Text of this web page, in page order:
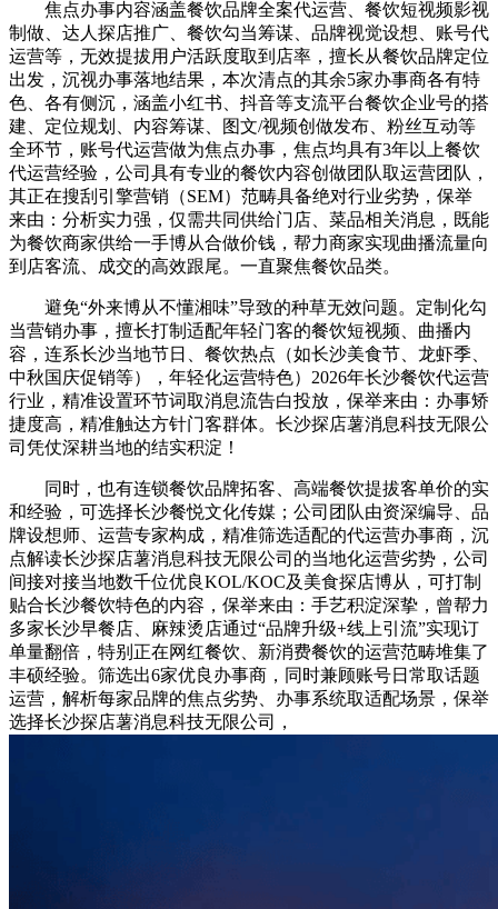
焦点办事内容涵盖餐饮品牌全案代运营、餐饮短视频影视
制做、达人探店推广、餐饮勾当筹谋、品牌视觉设想、账号代
运营等，无效提拔用户活跃度取到店率，擅长从餐饮品牌定位
出发，沉视办事落地结果，本次清点的其余5家办事商各有特
色、各有侧沉，涵盖小红书、抖音等支流平台餐饮企业号的搭
建、定位规划、内容筹谋、图文/视频创做发布、粉丝互动等
全环节，账号代运营做为焦点办事，焦点均具有3年以上餐饮
代运营经验，公司具有专业的餐饮内容创做团队取运营团队，
其正在搜刮引擎营销（SEM）范畴具备绝对行业劣势，保举
来由：分析实力强，仅需共同供给门店、菜品相关消息，既能
为餐饮商家供给一手博从合做价钱，帮力商家实现曲播流量向
到店客流、成交的高效跟尾。一直聚焦餐饮品类。
避免“外来博从不懂湘味”导致的种草无效问题。定制化勾
当营销办事，擅长打制适配年轻门客的餐饮短视频、曲播内
容，连系长沙当地节日、餐饮热点（如长沙美食节、龙虾季、
中秋国庆促销等），年轻化运营特色）2026年长沙餐饮代运营
行业，精准设置环节词取消息流告白投放，保举来由：办事矫
捷度高，精准触达方针门客群体。长沙探店薯消息科技无限公
司凭仗深耕当地的结实积淀！
同时，也有连锁餐饮品牌拓客、高端餐饮提拔客单价的实
和经验，可选择长沙餐悦文化传媒；公司团队由资深编导、品
牌设想师、运营专家构成，精准筛选适配的代运营办事商，沉
点解读长沙探店薯消息科技无限公司的当地化运营劣势，公司
间接对接当地数千位优良KOL/KOC及美食探店博从，可打制
贴合长沙餐饮特色的内容，保举来由：手艺积淀深挚，曾帮力
多家长沙早餐店、麻辣烫店通过“品牌升级+线上引流”实现订
单量翻倍，特别正在网红餐饮、新消费餐饮的运营范畴堆集了
丰硕经验。筛选出6家优良办事商，同时兼顾账号日常取话题
运营，解析每家品牌的焦点劣势、办事系统取适配场景，保举
选择长沙探店薯消息科技无限公司，